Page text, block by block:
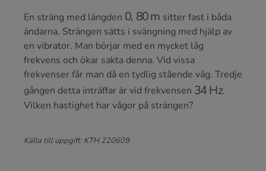
En sträng med längden
0 80
sitter fast i båda
ändarna. Strängen sätts i svängning med hjälp av
en vibrator. Man börjar med en mycket låg
frekvens och ökar sakta denna. Vid vissa
frekvenser får man då en tydlig stående våg. Tredje
gången detta inträffar är vid frekvensen
34Hz
.
Vilken hastighet har vågor på strängen?
Källa till uppgift: KTH 220609